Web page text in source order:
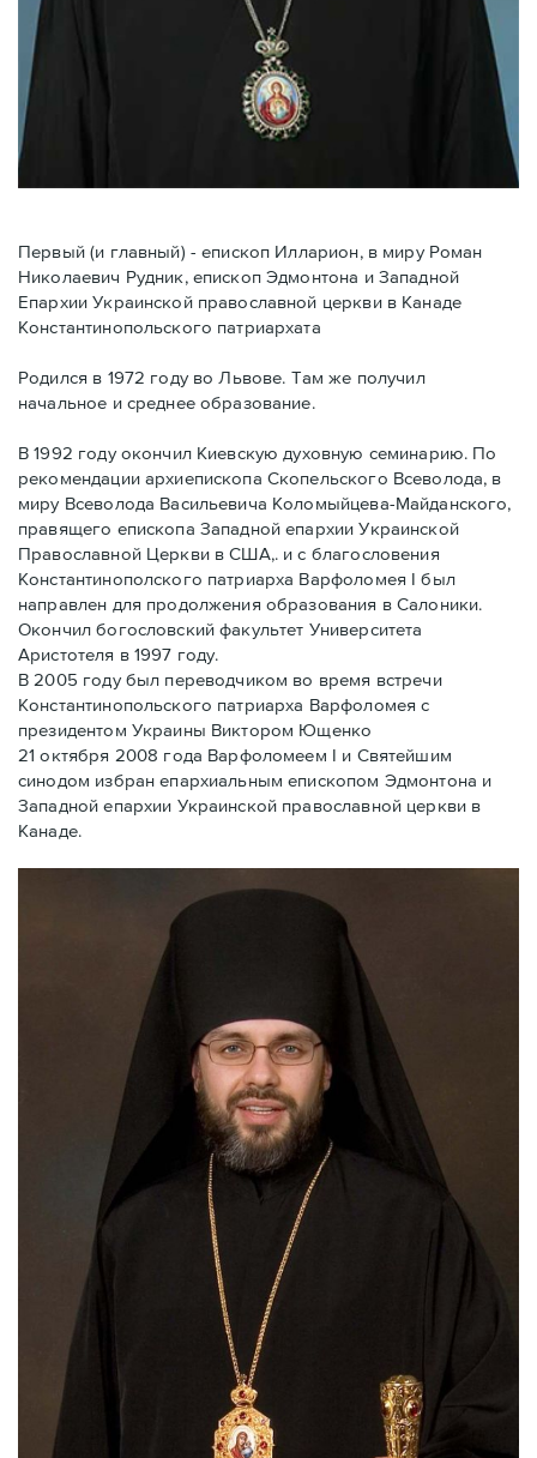
Первый (и главный) - епископ Илларион, в миру Роман
Николаевич Рудник, епископ Эдмонтона и Западной
Епархии Украинской православной церкви в Канаде
Константинопольского патриархата
Родился в 1972 году во Львове. Там же получил
начальное и среднее образование.
В 1992 году окончил Киевскую духовную семинарию. По
рекомендации архиепископа Скопельского Всеволода, в
миру Всеволода Васильевича Коломыйцева-Майданского,
правящего епископа Западной епархии Украинской
Православной Церкви в США,. и с благословения
Константинополского патриарха Варфоломея I был
направлен для продолжения образования в Салоники.
Окончил богословский факультет Университета
Аристотеля в 1997 году.
В 2005 году был переводчиком во время встречи
Константинопольского патриарха Варфоломея с
президентом Украины Виктором Ющенко
21 октября 2008 года Варфоломеем I и Святейшим
синодом избран епархиальным епископом Эдмонтона и
Западной епархии Украинской православной церкви в
Канаде.